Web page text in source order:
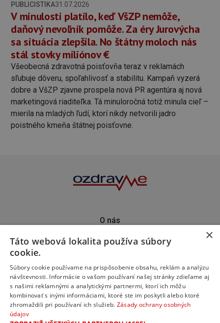
PUBLICISTIKA31.07.2026
V minulosti platilo, keď VšZP nemôže,
daňový nevoľník pomôže. Za éry Jurovýcha
sa situácia zlepšila. No štátny moloch nás
stál stovky miliónov €
Všeobecná zdravotná poisťovňa teraz v reklamách
sľubuje dôveru, spoľahlivosť a stabilitu. Kampaň vyzerá
dobre a VšZP zjavne prospela nová PR agentúra aj nová
marketingová riaditeľka. Tá minuloročná totiž minula cieľ –
mierila na mladých ľudí, ktorí nikdy netvorili jadro
poistného kmeňa štátnej poisťovne.
O nás
Predplatné
Podporte nás
×
Táto webová lokalita používa súbory
cookie.
Súbory cookie používame na prispôsobenie obsahu, reklám a analýzu
návštevnosti. Informácie o vašom používaní našej stránky zdieľame aj
s našimi reklamnými a analytickými partnermi, ktorí ich môžu
kombinovať s inými informáciami, ktoré ste im poskytli alebo ktoré
zhromaždili pri používaní ich služieb. Zásady ochrany osobných
údajov